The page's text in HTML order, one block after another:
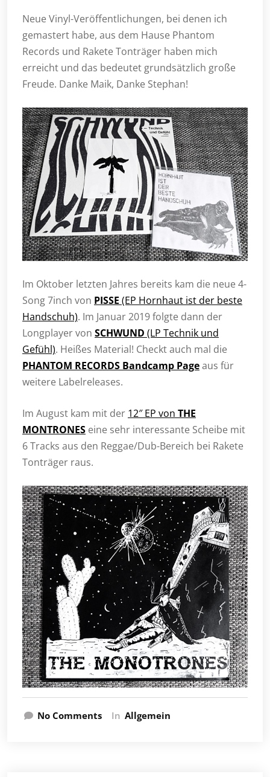
Neue Vinyl-Veröffentlichungen, bei denen ich
gemastert habe, aus dem Hause Phantom
Records und Rakete Tonträger haben mich
erreicht und das bedeutet grundsätzlich große
Freude. Danke Maik, Danke Stephan!
Im Oktober letzten Jahres bereits kam die neue 4-
Song 7inch von PISSE (EP Hornhaut ist der beste
Handschuh). Im Januar 2019 folgte dann der
Longplayer von SCHWUND (LP Technik und
Gefühl). Heißes Material! Checkt auch mal die
PHANTOM RECORDS Bandcamp Pageaus für
weitere Labelreleases.
Im August kam mit der 12″ EP von THE
MONTRONES eine sehr interessante Scheibe mit
6 Tracks aus den Reggae/Dub-Bereich bei Rakete
Tonträger raus.
No Comments In Allgemein